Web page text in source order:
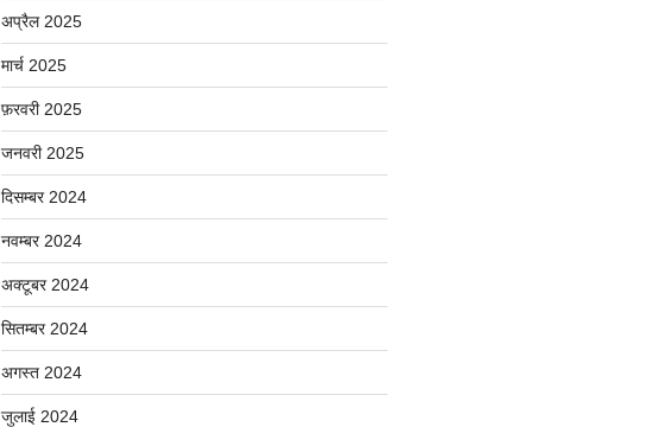
अप्रैल 2025
मार्च 2025
फ़रवरी 2025
जनवरी 2025
दिसम्बर 2024
नवम्बर 2024
अक्टूबर 2024
सितम्बर 2024
अगस्त 2024
जुलाई 2024